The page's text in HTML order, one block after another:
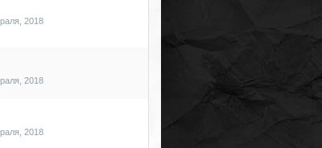
2018
2018
2018